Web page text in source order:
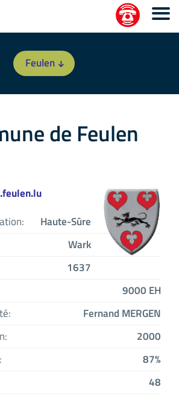
Feulen
de Feulen
Haute-Sûre
Wark
1637
9000 EH
Fernand MERGEN
2000
87%
48